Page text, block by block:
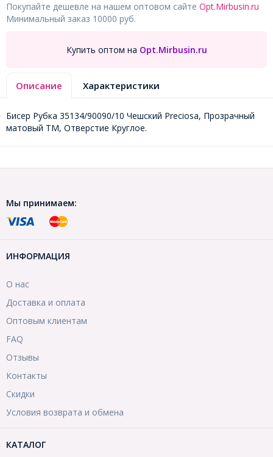
Покупайте дешевле на нашем оптовом сайте Opt.Mirbusin.ru
Минимальный заказ 10000 руб.
Купить оптом на Opt.Mirbusin.ru
Описание Характеристики
Бисер Рубка 35134/90090/10 Чешский Preciosa, Прозрачный
матовый TM, Отверстие Круглое.
Мы принимаем:
ИНФОРМАЦИЯ
О нас
Доставка и оплата
Оптовым клиентам
FAQ
Отзывы
Контакты
Скидки
Условия возврата и обмена
КАТАЛОГ